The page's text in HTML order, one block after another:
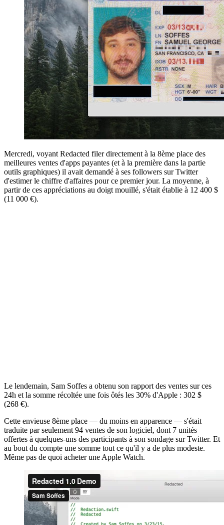
Mercredi, voyant Redacted filer directement à la 8ème place des
meilleures ventes d'apps payantes (et à la première dans la partie
outils graphiques) il avait demandé à ses followers sur Twitter
d'estimer le chiffre d'affaires pour ce premier jour. La moyenne, à
partir de ces appréciations au doigt mouillé, s'était établie à 12 400 $
(11 000 €).
Le lendemain, Sam Soffes a obtenu son rapport des ventes sur ces
24h et la somme récoltée une fois ôtés les 30% d'Apple : 302 $
(268 €).
Cette envieuse 8ème place — du moins en apparence — s'était
traduite par seulement 94 ventes de son logiciel, dont 7 unités
offertes à quelques-uns des participants à son sondage sur Twitter. Et
au bout du compte une somme tout ce qu'il y a de plus modeste.
Même pas de quoi acheter une Apple Watch.